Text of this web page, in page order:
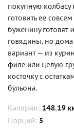
покупную колбасу
готовить ее
буженину готовят
говядины, но
вариант — из
филе или целую
косточку с
бульона.
Калории: 148.19
Порций: 5